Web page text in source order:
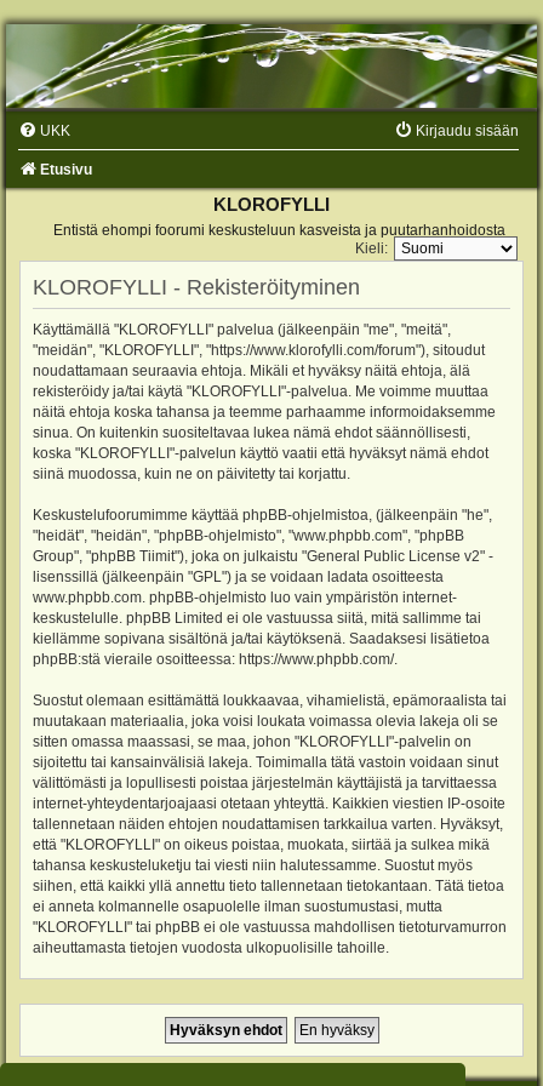
UKK Kirjaudu sisään
Etusivu
KLOROFYLLI
Entistä ehompi foorumi keskusteluun kasveista ja puutarhanhoidosta
Kieli:
KLOROFYLLI - Rekisteröityminen
Käyttämällä "KLOROFYLLI" palvelua (jälkeenpäin "me", "meitä",
"meidän", "KLOROFYLLI", "https://www.klorofylli.com/forum"), sitoudut
noudattamaan seuraavia ehtoja. Mikäli et hyväksy näitä ehtoja, älä
rekisteröidy ja/tai käytä "KLOROFYLLI"-palvelua. Me voimme muuttaa
näitä ehtoja koska tahansa ja teemme parhaamme informoidaksemme
sinua. On kuitenkin suositeltavaa lukea nämä ehdot säännöllisesti,
koska "KLOROFYLLI"-palvelun käyttö vaatii että hyväksyt nämä ehdot
siinä muodossa, kuin ne on päivitetty tai korjattu.
Keskustelufoorumimme käyttää phpBB-ohjelmistoa, (jälkeenpäin "he",
"heidät", "heidän", "phpBB-ohjelmisto", "www.phpbb.com", "phpBB
Group", "phpBB Tiimit"), joka on julkaistu "General Public License v2" -
lisenssillä (jälkeenpäin "GPL") ja se voidaan ladata osoitteesta
www.phpbb.com . phpBB-ohjelmisto luo vain ympäristön internet-
keskustelulle. phpBB Limited ei ole vastuussa siitä, mitä sallimme tai
kiellämme sopivana sisältönä ja/tai käytöksenä. Saadaksesi lisätietoa
phpBB:stä vieraile osoitteessa: https://www.phpbb.com/.
Suostut olemaan esittämättä loukkaavaa, vihamielistä, epämoraalista tai
muutakaan materiaalia, joka voisi loukata voimassa olevia lakeja oli se
sitten omassa maassasi, se maa, johon "KLOROFYLLI"-palvelin on
sijoitettu tai kansainvälisiä lakeja. Toimimalla tätä vastoin voidaan sinut
välittömästi ja lopullisesti poistaa järjestelmän käyttäjistä ja tarvittaessa
internet-yhteydentarjoajaasi otetaan yhteyttä. Kaikkien viestien IP-osoite
tallennetaan näiden ehtojen noudattamisen tarkkailua varten. Hyväksyt,
että "KLOROFYLLI" on oikeus poistaa, muokata, siirtää ja sulkea mikä
tahansa keskusteluketju tai viesti niin halutessamme. Suostut myös
siihen, että kaikki yllä annettu tieto tallennetaan tietokantaan. Tätä tietoa
ei anneta kolmannelle osapuolelle ilman suostumustasi, mutta
"KLOROFYLLI" tai phpBB ei ole vastuussa mahdollisen tietoturvamurron
aiheuttamasta tietojen vuodosta ulkopuolisille tahoille.